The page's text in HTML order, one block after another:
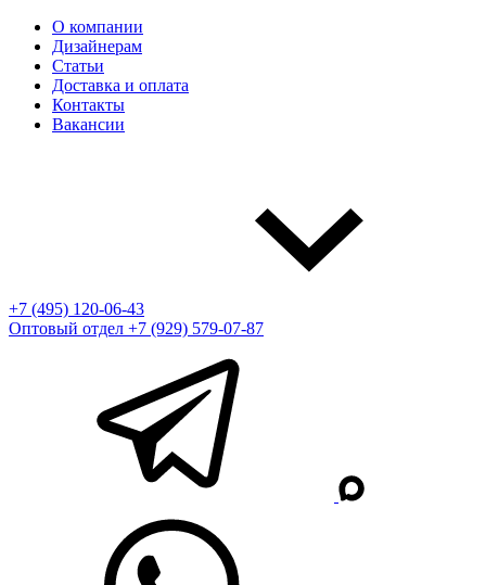
О компании
Дизайнерам
Статьи
Доставка и оплата
Контакты
Вакансии
+7 (495) 120-06-43
Оптовый отдел +7 (929) 579-07-87